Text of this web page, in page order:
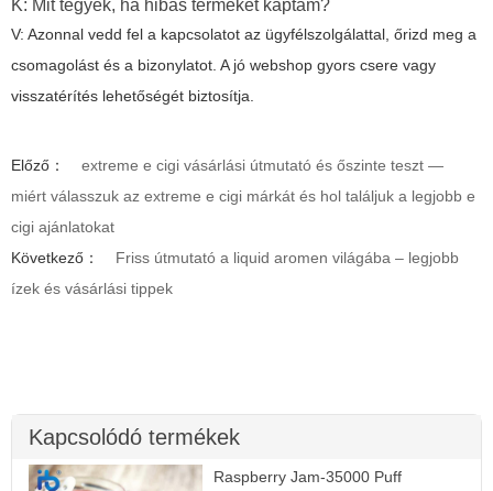
K: Mit tegyek, ha hibás terméket kaptam?
V: Azonnal vedd fel a kapcsolatot az ügyfélszolgálattal, őrizd meg a
csomagolást és a bizonylatot. A jó webshop gyors csere vagy
visszatérítés lehetőségét biztosítja.
Előző：
extreme e cigi vásárlási útmutató és őszinte teszt —
miért válasszuk az extreme e cigi márkát és hol találjuk a legjobb e
cigi ajánlatokat
Következő：
Friss útmutató a liquid aromen világába – legjobb
ízek és vásárlási tippek
Kapcsolódó termékek
Raspberry Jam-35000 Puff